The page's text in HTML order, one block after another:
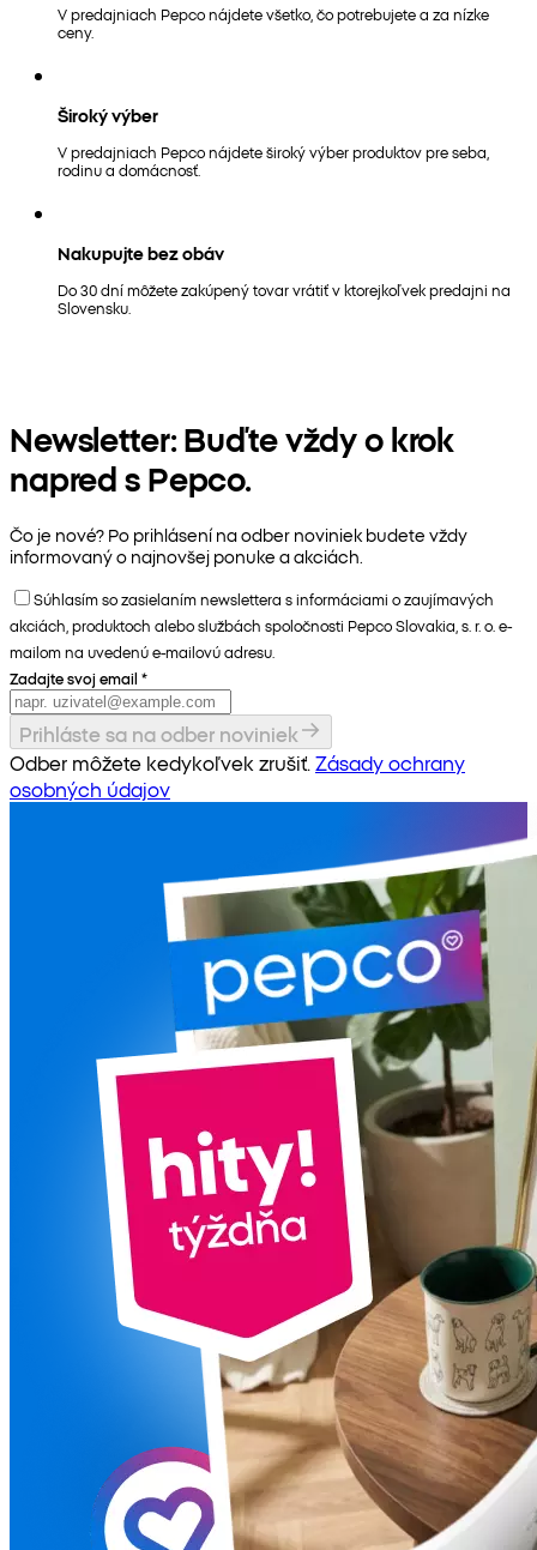
V predajniach Pepco nájdete všetko, čo potrebujete a za nízke
ceny.
Široký výber
V predajniach Pepco nájdete široký výber produktov pre seba,
rodinu a domácnosť.
Nakupujte bez obáv
Do 30 dní môžete zakúpený tovar vrátiť v ktorejkoľvek predajni na
Slovensku.
Newsletter: Buďte vždy o krok
napred s Pepco.
Čo je nové? Po prihlásení na odber noviniek budete vždy
informovaný o najnovšej ponuke a akciách.
Súhlasím so zasielaním newslettera s informáciami o zaujímavých
akciách, produktoch alebo službách spoločnosti Pepco Slovakia, s. r. o. e-
mailom na uvedenú e-mailovú adresu.
Zadajte svoj email *
Prihláste sa na odber noviniek
Odber môžete kedykoľvek zrušiť. Zásady ochrany
osobných údajov